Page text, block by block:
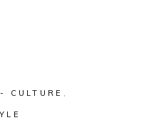
CULTURE ,